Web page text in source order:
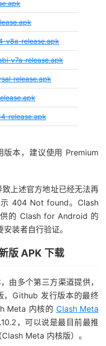
v8a-release.apk
v7a-release.apk
release.apk
release.apk
本，建议使用 Premium
上述官方地址已经无法再
404 Not found。Clash
的 Clash for Android 的
装者自行验证。
版 APK 下载
由多个第三方渠道提供，
Github 发行版本的最终
Meta 内核的 Clash Meta
，可以说是最目前最推
Meta 内核版）。